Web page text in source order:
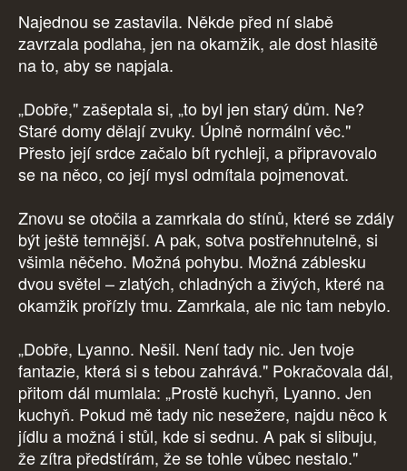
Najednou se zastavila. Někde před ní slabě
zavrzala podlaha, jen na okamžik, ale dost hlasitě
na to, aby se napjala.
„Dobře," zašeptala si, „to byl jen starý dům. Ne?
Staré domy dělají zvuky. Úplně normální věc."
Přesto její srdce začalo bít rychleji, a připravovalo
se na něco, co její mysl odmítala pojmenovat.
Znovu se otočila a zamrkala do stínů, které se zdály
být ještě temnější. A pak, sotva postřehnutelně, si
všimla něčeho. Možná pohybu. Možná záblesku
dvou světel – zlatých, chladných a živých, které na
okamžik prořízly tmu. Zamrkala, ale nic tam nebylo.
„Dobře, Lyanno. Nešil. Není tady nic. Jen tvoje
fantazie, která si s tebou zahrává." Pokračovala dál,
přitom dál mumlala: „Prostě kuchyň, Lyanno. Jen
kuchyň. Pokud mě tady nic nesežere, najdu něco k
jídlu a možná i stůl, kde si sednu. A pak si slibuju,
že zítra předstírám, že se tohle vůbec nestalo."